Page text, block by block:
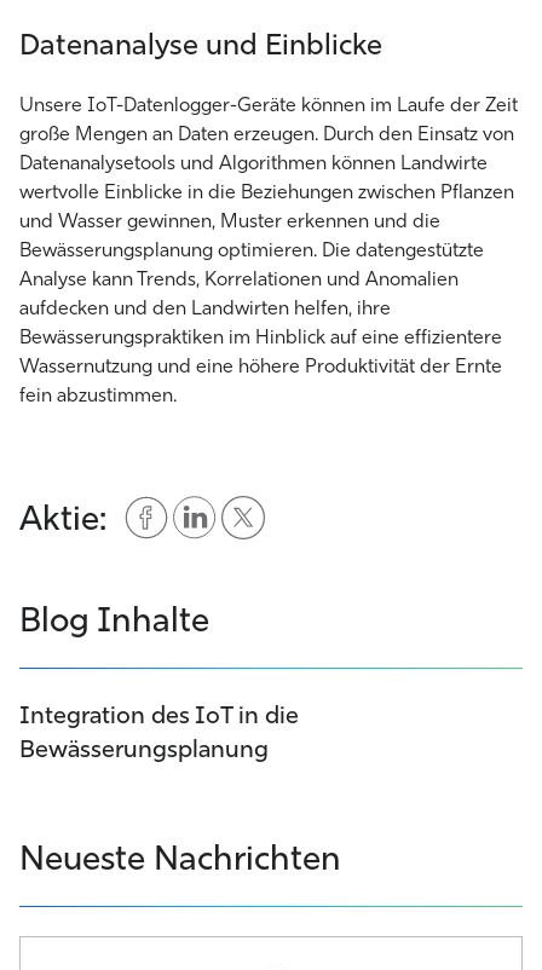
Datenanalyse und Einblicke
Unsere IoT-Datenlogger-Geräte können im Laufe der Zeit
große Mengen an Daten erzeugen. Durch den Einsatz von
Datenanalysetools und Algorithmen können Landwirte
wertvolle Einblicke in die Beziehungen zwischen Pflanzen
und Wasser gewinnen, Muster erkennen und die
Bewässerungsplanung optimieren. Die datengestützte
Analyse kann Trends, Korrelationen und Anomalien
aufdecken und den Landwirten helfen, ihre
Bewässerungspraktiken im Hinblick auf eine effizientere
Wassernutzung und eine höhere Produktivität der Ernte
fein abzustimmen.
Aktie:
Blog Inhalte
Integration des IoT in die
Bewässerungsplanung
Neueste Nachrichten